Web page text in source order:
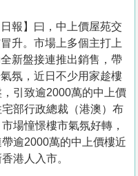
日報】曰，中上價屋苑交
升。市場上多個主打上
新盤接連推出銷售，帶
氛，近日不少用家趁樓
引致逾2000萬的中上價
部行政總裁（港澳）布
場憧憬樓市氣氛好轉，
逾2000萬的中上價樓近
港人入市。